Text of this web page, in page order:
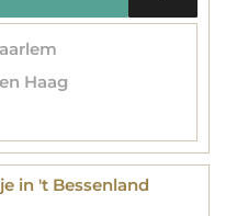
Haag
in 't Bessenland